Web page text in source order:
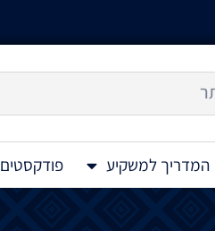
המדריך למשקיע פודקסטים